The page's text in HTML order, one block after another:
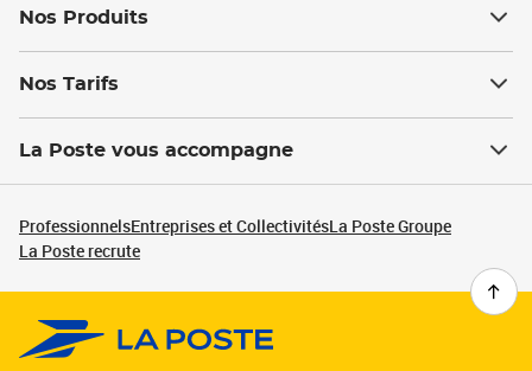
Nos Produits
Nos Tarifs
La Poste vous accompagne
ProfessionnelsEntreprises et CollectivitésLa Poste Groupe
La Poste recrute